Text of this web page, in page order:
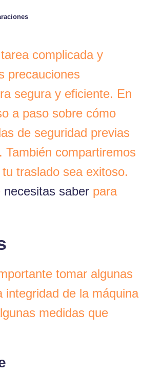
complicada y
precauciones
segura y eficiente. En
a paso sobre cómo
de seguridad previas
compartiremos
traslado sea exitoso.
necesitas saber para
tomar algunas
integridad de la máquina
medidas que